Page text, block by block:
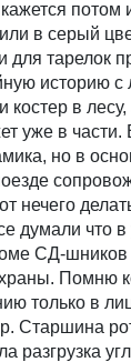
потом
в серый
для тарелок
историю с
костер в
уже в части.
но в
нечего
думали что
СД-
Помню
только в
Старшина
разгрузка